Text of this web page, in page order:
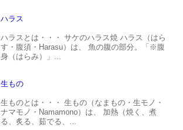
ハラス
ハラスとは・・・ サケのハラス焼 ハラス（はら
す・腹須・Harasu）は、 魚の腹の部分。「※腹
身（はらみ）」...
生もの
生ものとは・・・ 生もの（なまもの・生モノ・
ナマモノ・Namamono）は、 加熱（焼く、煮
る、炙る、茹でる、...